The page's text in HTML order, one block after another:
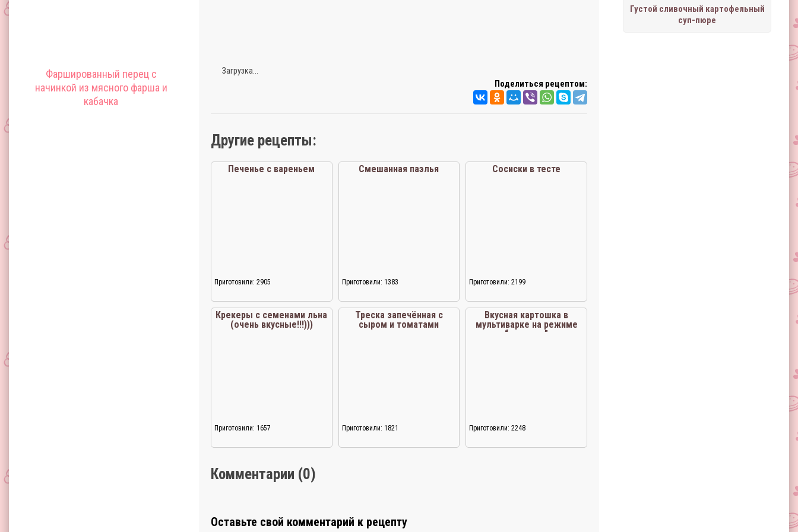
Фаршированный перец с
начинкой из мясного фарша и
кабачка
Густой сливочный картофельный
суп-пюре
Загрузка...
Поделиться рецептом:
Другие рецепты:
Печенье с вареньем
Приготовили: 2905
Смешанная паэлья
Приготовили: 1383
Сосиски в тесте
Приготовили: 2199
Крекеры с семенами льна
(очень вкусные!!!)))
Приготовили: 1657
Треска запечённая с
сыром и томатами
Приготовили: 1821
Вкусная картошка в
мультиварке на режиме
“выпечка”
Приготовили: 2248
Комментарии (0)
Оставьте свой комментарий к рецепту